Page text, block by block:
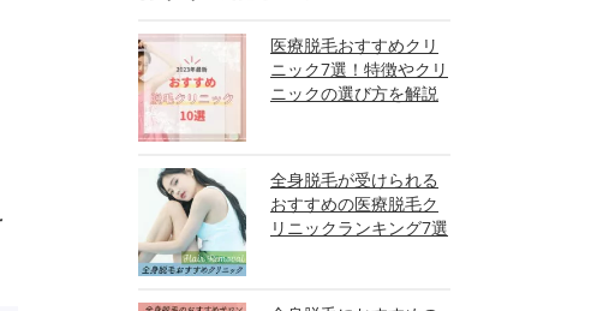
医療脱毛おすすめクリ
ニック7選！特徴やクリ
ニックの選び方を解説
全身脱毛が受けられる
おすすめの医療脱毛ク
リニックランキング7選